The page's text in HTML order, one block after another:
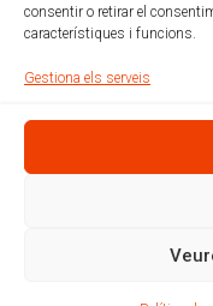
consentir o retirar el
característiques i funcions.
Gestiona els serveis
Amb el suport de: